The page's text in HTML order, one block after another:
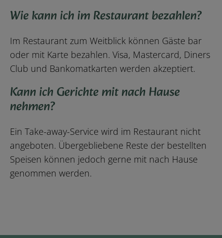
Wie kann ich im Restaurant bezahlen?
Im Restaurant zum Weitblick können Gäste bar
oder mit Karte bezahlen. Visa, Mastercard, Diners
Club und Bankomatkarten werden akzeptiert.
Kann ich Gerichte mit nach Hause
nehmen?
Ein Take-away-Service wird im Restaurant nicht
angeboten. Übergebliebene Reste der bestellten
Speisen können jedoch gerne mit nach Hause
genommen werden.